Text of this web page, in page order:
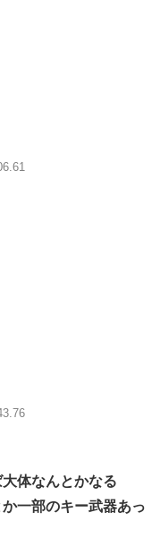
体なんとかなる
一部のキー武器あっ